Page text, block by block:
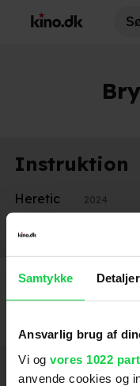
Samtykke Detaljer
Ansvarlig brug af
Vi og vores 1022
anvende cookies og
Instruktion
Heretic 2024
65
Hold